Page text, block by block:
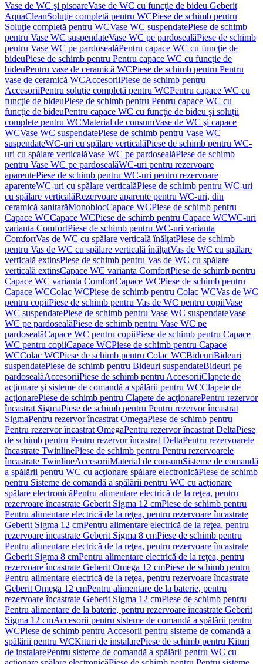
Vase de WC şi pisoareVase de WC cu funcţie de bideu Geberit
AquaCleanSoluţie completă pentru WCPiese de schimb pentru
Soluţie completă pentru WCVase WC suspendatePiese de schimb
pentru Vase WC suspendateVase WC pe pardosealăPiese de schimb
pentru Vase WC pe pardosealăPentru capace WC cu funcţie de
bideuPiese de schimb pentru Pentru capace WC cu funcţie de
bideuPentru vase de ceramică WCPiese de schimb pentru Pentru
vase de ceramică WCAccesoriiPiese de schimb pentru
AccesoriiPentru soluţie completă pentru WCPentru capace WC cu
funcţie de bideuPiese de schimb pentru Pentru capace WC cu
funcţie de bideuPentru capace WC cu funcţie de bideu şi soluţii
complete pentru WCMaterial de consumVase de WC şi capace
WCVase WC suspendatePiese de schimb pentru Vase WC
suspendateWC-uri cu spălare verticalăPiese de schimb pentru WC-
uri cu spălare verticalăVase WC pe pardosealăPiese de schimb
pentru Vase WC pe pardosealăWC-uri pentru rezervoare
aparentePiese de schimb pentru WC-uri pentru rezervoare
aparenteWC-uri cu spălare verticalăPiese de schimb pentru WC-uri
cu spălare verticalăRezervoare aparente pentru WC-uri, din
ceramică sanitarăMonoblocCapace WCPiese de schimb pentru
Capace WCCapace WCPiese de schimb pentru Capace WCWC-uri
varianta ComfortPiese de schimb pentru WC-uri varianta
ComfortVas de WC cu spălare verticală înălţatPiese de schimb
pentru Vas de WC cu spălare verticală înălţatVas de WC cu spălare
verticală extinsPiese de schimb pentru Vas de WC cu spălare
verticală extinsCapace WC varianta ComfortPiese de schimb pentru
Capace WC varianta ComfortCapace WCPiese de schimb pentru
Capace WCColac WCPiese de schimb pentru Colac WCVas de WC
pentru copiiPiese de schimb pentru Vas de WC pentru copiiVase
WC suspendatePiese de schimb pentru Vase WC suspendateVase
WC pe pardosealăPiese de schimb pentru Vase WC pe
pardosealăCapace WC pentru copiiPiese de schimb pentru Capace
WC pentru copiiCapace WCPiese de schimb pentru Capace
WCColac WCPiese de schimb pentru Colac WCBideuriBideuri
suspendatePiese de schimb pentru Bideuri suspendateBideuri pe
pardosealăAccesoriiPiese de schimb pentru AccesoriiClapete de
acţionare şi sisteme de comandă a spălării pentru WCClapete de
acţionarePiese de schimb pentru Clapete de acţionarePentru rezervor
încastrat SigmaPiese de schimb pentru Pentru rezervor încastrat
SigmaPentru rezervor încastrat OmegaPiese de schimb pentru
Pentru rezervor încastrat OmegaPentru rezervor încastrat DeltaPiese
de schimb pentru Pentru rezervor încastrat DeltaPentru rezervoarele
încastrate TwinlinePiese de schimb pentru Pentru rezervoarele
încastrate TwinlineAccesoriiMaterial de consumSisteme de comandă
a spălării pentru WC cu acţionare spălare electronicăPiese de schimb
pentru Sisteme de comandă a spălării pentru WC cu acţionare
spălare electronicăPentru alimentare electrică de la reţea, pentru
rezervoare încastrate Geberit Sigma 12 cmPiese de schimb pentru
Pentru alimentare electrică de la reţea, pentru rezervoare încastrate
Geberit Sigma 12 cmPentru alimentare electrică de la reţea, pentru
rezervoare încastrate Geberit Sigma 8 cmPiese de schimb pentru
Pentru alimentare electrică de la reţea, pentru rezervoare încastrate
Geberit Sigma 8 cmPentru alimentare electrică de la reţea, pentru
rezervoare încastrate Geberit Omega 12 cmPiese de schimb pentru
Pentru alimentare electrică de la reţea, pentru rezervoare încastrate
Geberit Omega 12 cmPentru alimentare de la baterie, pentru
rezervoare încastrate Geberit Sigma 12 cmPiese de schimb pentru
Pentru alimentare de la baterie, pentru rezervoare încastrate Geberit
Sigma 12 cmAccesorii pentru sisteme de comandă a spălării pentru
WCPiese de schimb pentru Accesorii pentru sisteme de comandă a
spălării pentru WCKituri de instalarePiese de schimb pentru Kituri
de instalarePentru sisteme de comandă a spălării pentru WC cu